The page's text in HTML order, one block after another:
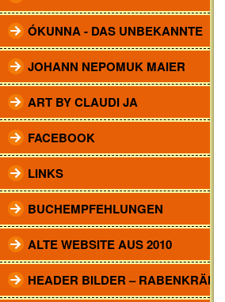
ÓKUNNA - DAS UNBEKANNTE
JOHANN NEPOMUK MAIER
ART BY CLAUDI JA
FACEBOOK
LINKS
BUCHEMPFEHLUNGEN
ALTE WEBSITE AUS 2010
HEADER BILDER – RABENKRÄHEN